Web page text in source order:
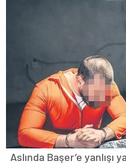
Aslında Başer’e yanlışı